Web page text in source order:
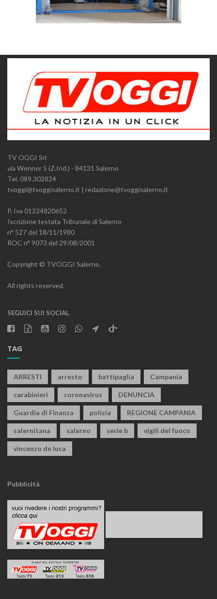
TV OGGI Srl
via Wenner 5 (Z.Ind.) - 84131 Salerno
Tel. 089.302824
tvoggi@tvoggisalerno.it | redazione@tvoggisalerno.it
P. Iva 01224820652
Iscrizione testata Tribunale di Salerno
n° 527 del 18/11/1980
ROC n° 9073 del 29/08/2001
Copyright © TVOGGI Salerno.
All rights reserved.
SEGUICI SUI SOCIAL
TAG
ARRESTI arresto battipaglia Campania
carabinieri coronavirus DENUNCIA
Guardia di Finanza polizia REGIONE CAMPANIA
salernitana salerno serie b vigili del fuoco
vincenzo de luca
Pubblicità